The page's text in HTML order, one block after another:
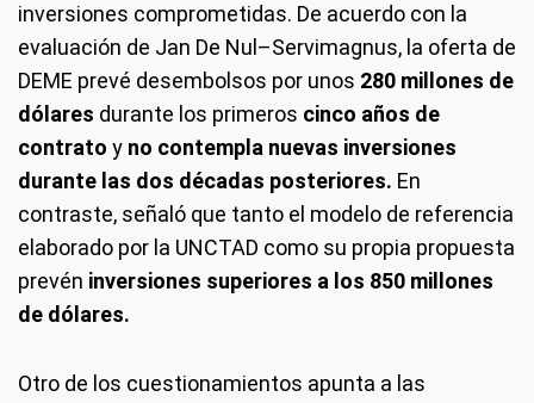
inversiones comprometidas. De acuerdo con la
evaluación de Jan De Nul–Servimagnus, la oferta de
DEME prevé desembolsos por unos 280 millones de
dólares durante los primeros cinco años de
contrato y no contempla nuevas inversiones
durante las dos décadas posteriores. En
contraste, señaló que tanto el modelo de referencia
elaborado por la UNCTAD como su propia propuesta
prevén inversiones superiores a los 850 millones
de dólares.
Otro de los cuestionamientos apunta a las